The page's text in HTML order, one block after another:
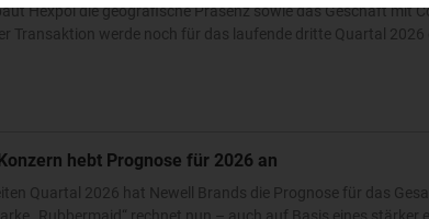
Hexpol die geografische Präsenz sowie das Geschäft mit
Transaktion werde noch für das laufende dritte Quartal 2026
hebt Prognose für 2026 an
Quartal 2026 hat Newell Brands die Prognose für das
„Rubbermaid“ rechnet nun – auch auf Basis eines stärker